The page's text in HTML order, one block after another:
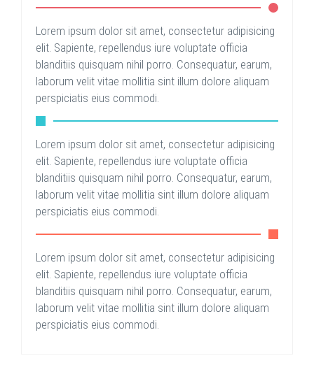
Lorem ipsum dolor sit amet, consectetur adipisicing
elit. Sapiente, repellendus iure voluptate officia
blanditiis quisquam nihil porro. Consequatur, earum,
laborum velit vitae mollitia sint illum dolore aliquam
perspiciatis eius commodi.
Lorem ipsum dolor sit amet, consectetur adipisicing
elit. Sapiente, repellendus iure voluptate officia
blanditiis quisquam nihil porro. Consequatur, earum,
laborum velit vitae mollitia sint illum dolore aliquam
perspiciatis eius commodi.
Lorem ipsum dolor sit amet, consectetur adipisicing
elit. Sapiente, repellendus iure voluptate officia
blanditiis quisquam nihil porro. Consequatur, earum,
laborum velit vitae mollitia sint illum dolore aliquam
perspiciatis eius commodi.